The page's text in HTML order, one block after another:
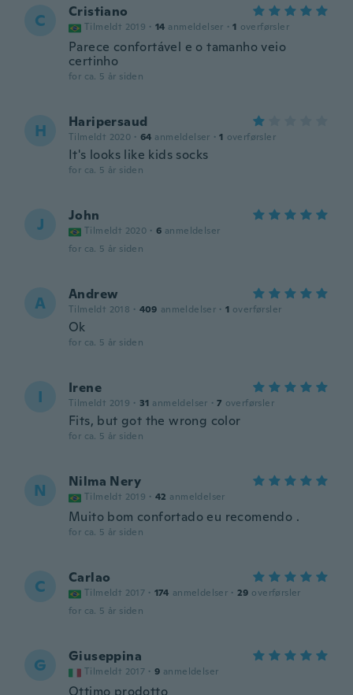
C Cristiano
Tilmeldt 2019 · 14 anmeldelser · 1 overførsler
Parece confortável e o tamanho veio
certinho
for ca. 5 år siden
H Haripersaud
Tilmeldt 2020 · 64 anmeldelser · 1 overførsler
It's looks like kids socks
for ca. 5 år siden
J John
Tilmeldt 2020 · 6 anmeldelser
for ca. 5 år siden
A Andrew
Tilmeldt 2018 · 409 anmeldelser · 1 overførsler
Ok
for ca. 5 år siden
I Irene
Tilmeldt 2019 · 31 anmeldelser · 7 overførsler
Fits, but got the wrong color
for ca. 5 år siden
N Nilma Nery
Tilmeldt 2019 · 42 anmeldelser
Muito bom confortado eu recomendo .
for ca. 5 år siden
C Carlao
Tilmeldt 2017 · 174 anmeldelser · 29 overførsler
for ca. 5 år siden
G Giuseppina
Tilmeldt 2017 · 9 anmeldelser
Ottimo prodotto